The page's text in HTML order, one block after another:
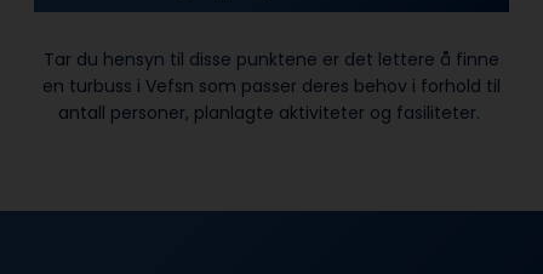
Tar du hensyn til disse punktene er det lettere å finne
en turbuss i Vefsn som passer deres behov i forhold til
antall personer, planlagte aktiviteter og fasiliteter.